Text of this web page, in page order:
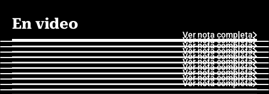
En video
Ver nota completa
Ver nota completa
Ver nota completa
Ver nota completa
Ver nota completa
Ver nota completa
Ver nota completa
Ver nota completa
Ver nota completa
Ver nota completa